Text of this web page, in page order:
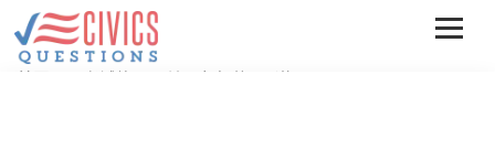
美国公民考试练习：关于象征的 10 道题